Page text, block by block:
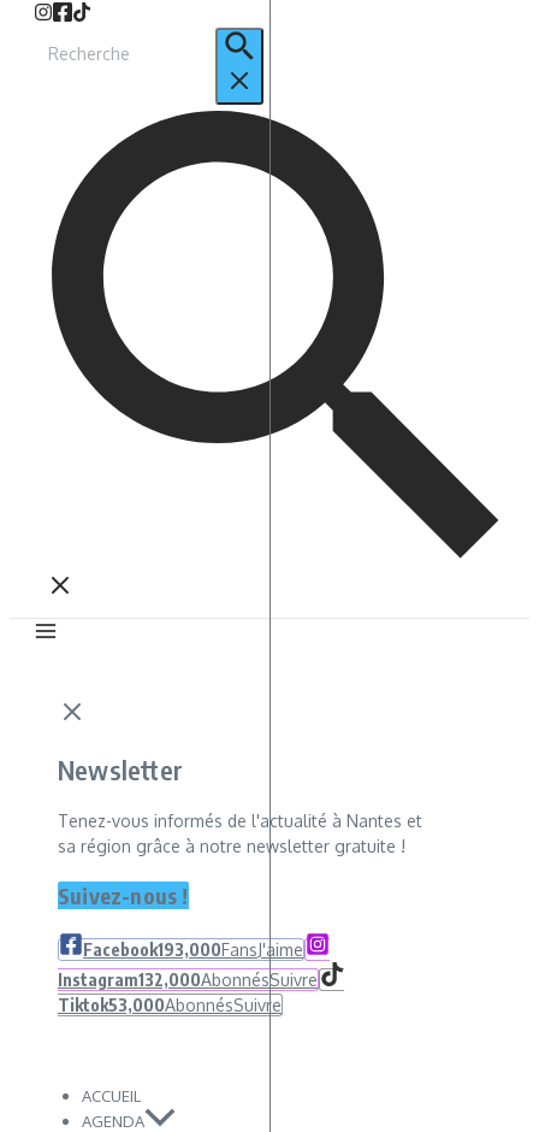
pour
Newsletter
Tenez-vous informés de l'actualité à Nantes et
sa région grâce à notre newsletter gratuite !
Suivez-nous !
Facebook193,000FansJ'aime
Instagram132,000AbonnésSuivre
Tiktok53,000AbonnésSuivre
ACCUEIL
AGENDA